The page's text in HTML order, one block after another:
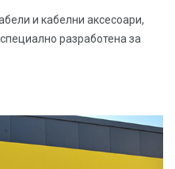
и кабелни аксесоари,
разработена за